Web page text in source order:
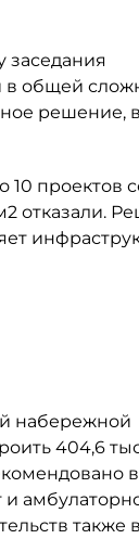
заседания
в общей
решение,
проектов
отказали.
набережной
404,6
и
также